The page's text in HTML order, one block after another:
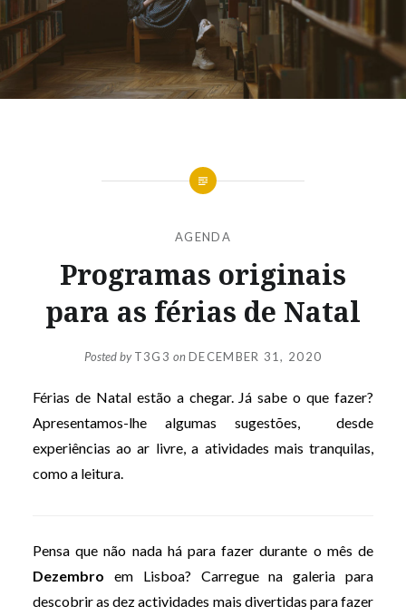
AGENDA
Programas originais
para as férias de Natal
Posted byT3G3 onDECEMBER 31, 2020
Férias de Natal estão a chegar. Já sabe o que fazer?
Apresentamos-lhe algumas sugestões, desde
experiências ao ar livre, a atividades mais tranquilas,
como a leitura.
Pensa que não nada há para fazer durante o mês de
Dezembro em Lisboa? Carregue na galeria para
descobrir as dez actividades mais divertidas para fazer